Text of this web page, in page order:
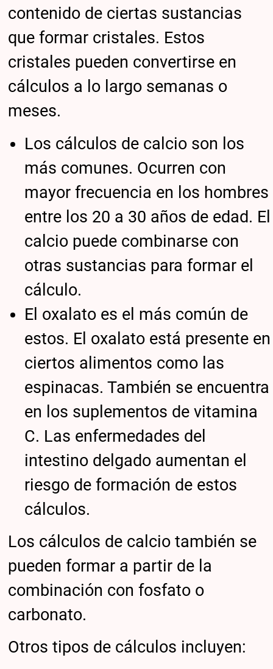
contenido de ciertas sustancias
que formar cristales. Estos
cristales pueden convertirse en
cálculos a lo largo semanas o
meses.
Los cálculos de calcio son los
más comunes. Ocurren con
mayor frecuencia en los hombres
entre los 20 a 30 años de edad. El
calcio puede combinarse con
otras sustancias para formar el
cálculo.
El oxalato es el más común de
estos. El oxalato está presente en
ciertos alimentos como las
espinacas. También se encuentra
en los suplementos de vitamina
C. Las enfermedades del
intestino delgado aumentan el
riesgo de formación de estos
cálculos.
Los cálculos de calcio también se
pueden formar a partir de la
combinación con fosfato o
carbonato.
Otros tipos de cálculos incluyen: